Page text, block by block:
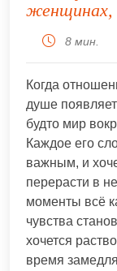
женщинах,
8 мин.
Когда
душе
будто мир
Каждое его
важным, и
перерасти в
моменты всё
чувства
хочется
время